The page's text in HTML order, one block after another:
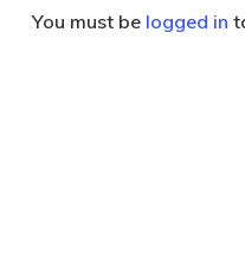
You must be logged in